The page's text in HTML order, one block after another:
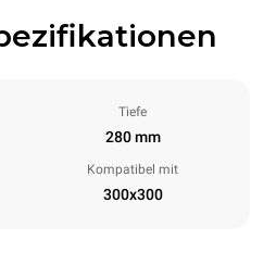
Tiefe
280 mm
Kompatibel mit
300x300